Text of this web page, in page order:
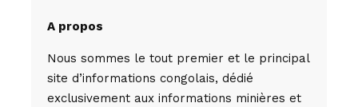
A propos
Nous sommes le tout premier et le principal
site d’informations congolais, dédié
exclusivement aux informations minières et